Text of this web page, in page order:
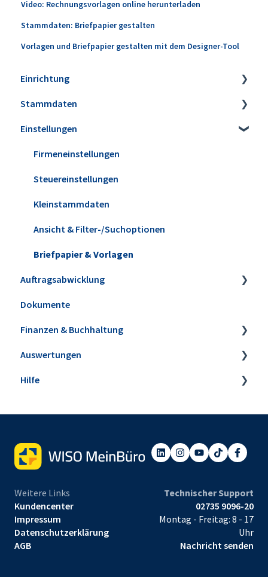
Video: Rechnungsvorlagen online herunterladen
Stammdaten: Briefpapier gestalten
Vorlagen und Briefpapier gestalten mit dem Designer-Tool
Einrichtung
Installation
Erweiterungen
Datensicherung
Update installieren
Versionshistorie
WISO MeinBüro Desktop Cloud
Office
Stammdaten
Artikel
Lagerbestände & Inventur
Kunden & Interessenten
Lieferanten
Mitarbeiter
Einstellungen
Firmeneinstellungen
Steuereinstellungen
Kleinstammdaten
Ansicht & Filter-/Suchoptionen
Briefpapier & Vorlagen
Auftragsabwicklung
Angebote
Aufträge & Lieferscheine
Rechnungen
E-Rechnungen
Projekte & Aufwände
Eingangsrechnungen
Dokumente
Finanzen & Buchhaltung
Banking & Kasse
Kasse POS
Mahnwesen
Auswertungen
Steuer-Auswertungen
Tabellen-Auswertungen
Hilfe
Weitere Links
Kundencenter
Impressum
Datenschutzerklärung
AGB
Technischer Support
02735 9096-20
Montag - Freitag: 8 - 17
Uhr
Nachricht senden